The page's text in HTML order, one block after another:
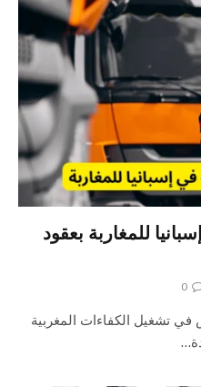
للمغاربة بعقود
0
تشغيل الكفاءات المغربية